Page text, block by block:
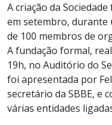
A criação da
em setembro, durante
de 100 membros de
A fundação formal,
19h, no Auditório do
foi apresentada por
secretário da SBBE, e
várias entidades